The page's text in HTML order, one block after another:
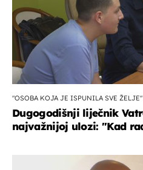
"OSOBA KOJA JE ISPUNILA SVE ŽELJE"
Dugogodišnji liječnik
najvažnijoj ulozi: "Kad